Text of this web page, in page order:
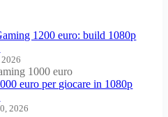
1200 euro: build 1080p
euro per giocare in 1080p
2026